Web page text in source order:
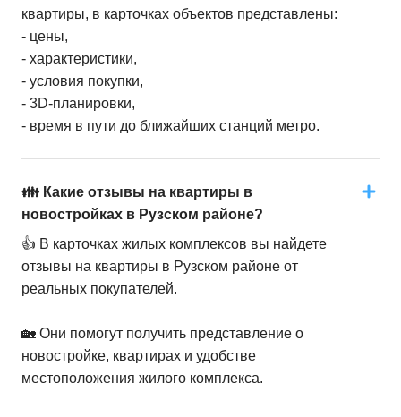
квартиры, в карточках объектов представлены:
- цены,
- характеристики,
- условия покупки,
- 3D-планировки,
- время в пути до ближайших станций метро.
👪 Какие отзывы на квартиры в
новостройках в Рузском районе?
👍 В карточках жилых комплексов вы найдете
отзывы на квартиры в Рузском районе от
реальных покупателей.
🏡 Они помогут получить представление о
новостройке, квартирах и удобстве
местоположения жилого комплекса.